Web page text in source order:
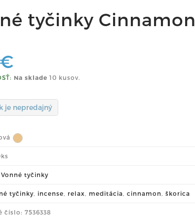
tyčinky Cinnamon
Na sklade 10 kusov.
je nepredajný
Vonné tyčinky
tyčinky, incense, relax , meditácia, cinnamon , škorica
číslo: 7536338